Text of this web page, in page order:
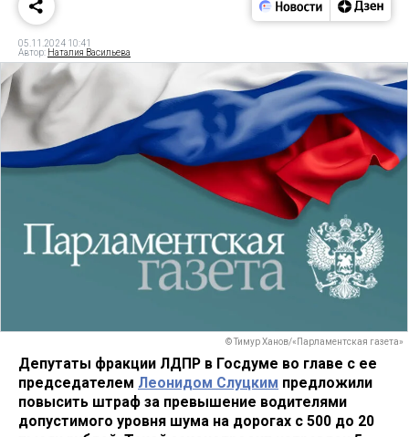
05.11.2024 10:41
Автор: Наталия Васильева
© Тимур Ханов/«Парламентская газета»
Депутаты фракции ЛДПР в Госдуме во главе с ее
председателем Леонидом Слуцким предложили
повысить штраф за превышение водителями
допустимого уровня шума на дорогах с 500 до 20